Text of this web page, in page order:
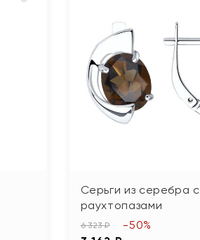
Серьги из серебра с
раухтопазами
6 323 ₽ -50%